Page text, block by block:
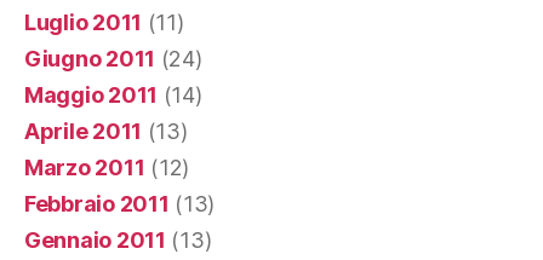
Luglio 2011 (11)
Giugno 2011 (24)
Maggio 2011 (14)
Aprile 2011 (13)
Marzo 2011 (12)
Febbraio 2011 (13)
Gennaio 2011 (13)